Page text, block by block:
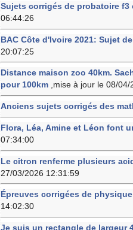
Sujets corrigés de probatoire
06:44:26
BAC Côte d'Ivoire 2021: Sujet
20:07:25
Distance maison zoo 40km.
pour 100km ,mise à jour le 08/04/
Anciens sujets corrigés des
Flora, Léa, Amine et Léon font
07:34:00
Le citron renferme plusieurs
27/03/2026 12:31:59
Épreuves corrigées de
14:02:30
Je suis un rectangle de largeur